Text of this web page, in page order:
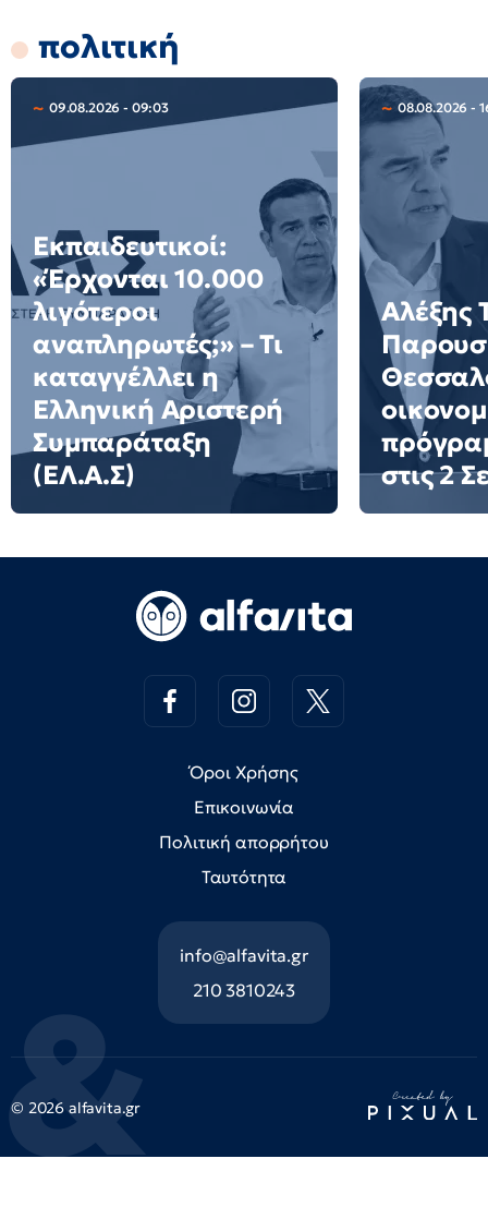
πολιτική
09.08.2026 - 09:03
Εκπαιδευτικοί:
«Έρχονται 10.000
λιγότεροι
αναπληρωτές;» – Τι
καταγγέλλει η
Ελληνική Αριστερή
Συμπαράταξη
(ΕΛ.Α.Σ)
08.08.2026 -
Αλέξης
στις 2
Όροι Χρήσης
Επικοινωνία
Πολιτική απορρήτου
Ταυτότητα
info@alfavita.gr
210 3810243
© 2026 alfavita.gr